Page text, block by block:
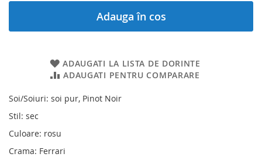
Adauga în cos
ADAUGATI LA LISTA DE DORINTE
ADAUGATI PENTRU COMPARARE
Soi/Soiuri: soi pur, Pinot Noir
Stil: sec
Culoare: rosu
Crama: Ferrari